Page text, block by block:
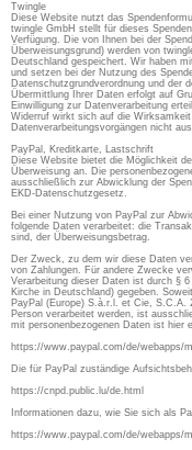
Twingle
Diese Website nutzt das
twingle GmbH stellt für dieses
Verfügung. Die von Ihnen bei der
Überweisungsgrund) werden von
Deutschland gespeichert. Wir haben
und setzen bei der Nutzung des
Datenschutzgrundverordnung und der
Übermittlung Ihrer Daten erfolgt auf
Einwilligung zur Datenverarbeitung
Widerruf wirkt sich auf die
Datenverarbeitungsvorgängen nicht
PayPal, Kreditkarte, Lastschrift
Diese Website bietet die Möglichkeit
Überweisung an. Die
ausschließlich zur Abwicklung der
EKD-Datenschutzgesetz.
Bei einer Nutzung von PayPal zur
folgende Daten verarbeitet: die
sind, der Überweisungsbetrag.
Der Zweck, zu dem wir diese Daten
von Zahlungen. Für andere Zwecke
Verarbeitung dieser Daten ist durch §
Kirche in Deutschland) gegeben.
PayPal (Europe) S.à.r.l. et Cie, S.C.A.
Person verarbeitet werden, ist
mit personenbezogenen Daten ist hier
https://www.paypal.com/de/webapps/
Die für PayPal zuständige
https://cnpd.public.lu/de.html
Informationen dazu, wie Sie sich als
https://www.paypal.com/de/webapps/